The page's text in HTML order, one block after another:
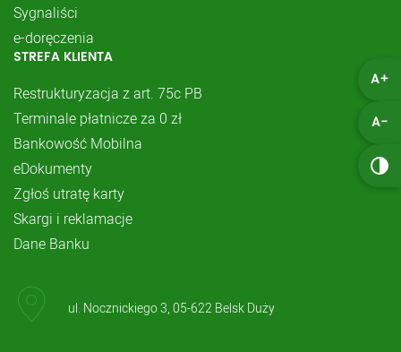
A+
A-
Sygnaliści
e-doręczenia
STREFA KLIENTA
Restrukturyzacja z art. 75c PB
Terminale płatnicze za 0 zł
Bankowość Mobilna
eDokumenty
Zgłoś utratę karty
Skargi i reklamacje
Dane Banku
ul. Nocznickiego 3, 05-622 Belsk Duży